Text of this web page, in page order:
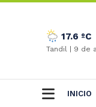
17.6 ºC
Tandil | 9 de
INICIO